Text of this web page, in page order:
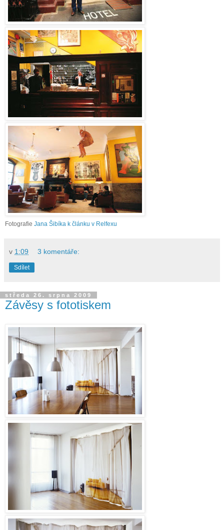
Fotografie Jana Šibíka k článku v Relfexu
v 1:09 3 komentáře:
Sdílet
středa 26. srpna 2009
Závěsy s fototiskem